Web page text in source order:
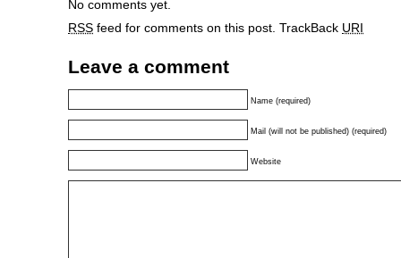
No comments yet.
RSS feed for comments on this post. TrackBack URI
Leave a comment
Name (required)
Mail (will not be published) (required)
Website